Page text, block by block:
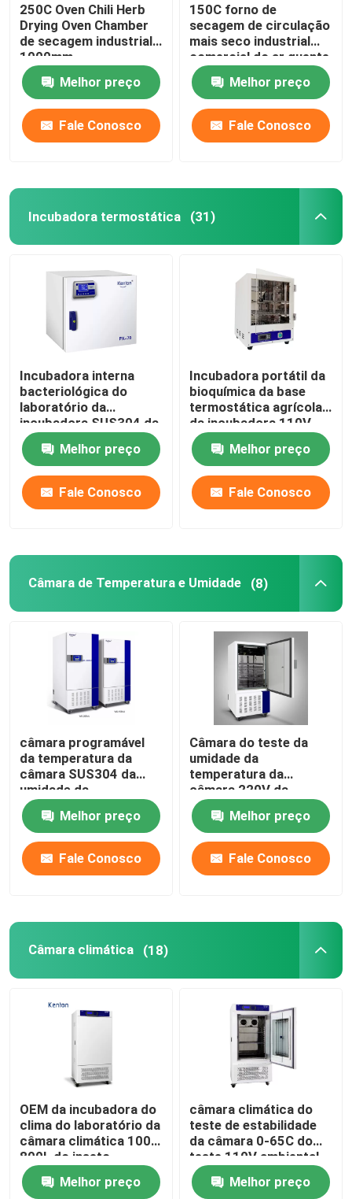
250C Oven Chili Herb
Drying Oven Chamber
de secagem industrial
1000mm
Melhor preço
Fale Conosco
150C forno de
secagem de circulação
mais seco industrial
comercial do ar quente
do forno 5kw
Melhor preço
Fale Conosco
Incubadora termostática (31)
Incubadora interna
bacteriológica do
laboratório da
incubadora SUS304 da
elevada precisão
Melhor preço
Fale Conosco
Incubadora portátil da
bioquímica da base
termostática agrícola
da incubadora 110V
220V
Melhor preço
Fale Conosco
Câmara de Temperatura e Umidade (8)
câmara programável
da temperatura da
câmara SUS304 da
umidade da
temperatura 65C
Melhor preço
Fale Conosco
Câmara do teste da
umidade da
temperatura da
câmara 220V da
umidade da
temperatura do OEM
Melhor preço
Fale Conosco
Câmara climática (18)
OEM da incubadora do
clima do laboratório da
câmara climática 100-
800L do inseto
Melhor preço
câmara climática do
teste de estabilidade
da câmara 0-65C do
teste 110V ambiental
Melhor preço